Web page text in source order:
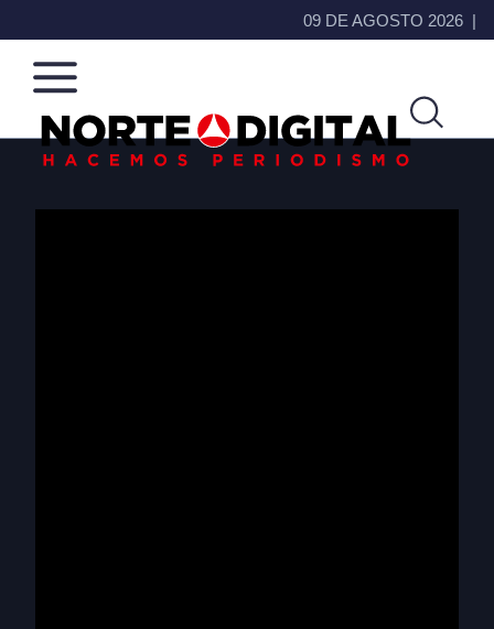
09 DE AGOSTO 2026
Norte
Más